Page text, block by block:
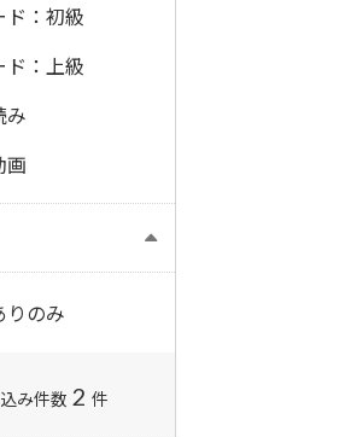
ド：初級
ド：上級
み
画
りのみ
み件数 2 件